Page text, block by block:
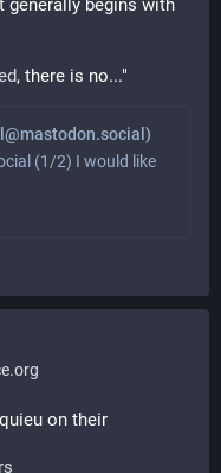
generally begins with
, there is no..."
(1/2) I would like
on their